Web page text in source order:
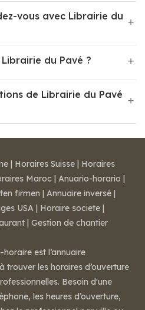
vous avec Librairie du
du Pavé ?
de Librairie du Pavé
| Horaires Suisse | Horaires
Maroc | Anuario-horario |
firmen | Annuaire inversé |
USA | Horaire societe |
| Gestion de chantier
est l’annuaire
trouver les horaires d’ouverture
Besoin d'une
les heures d’ouverture,